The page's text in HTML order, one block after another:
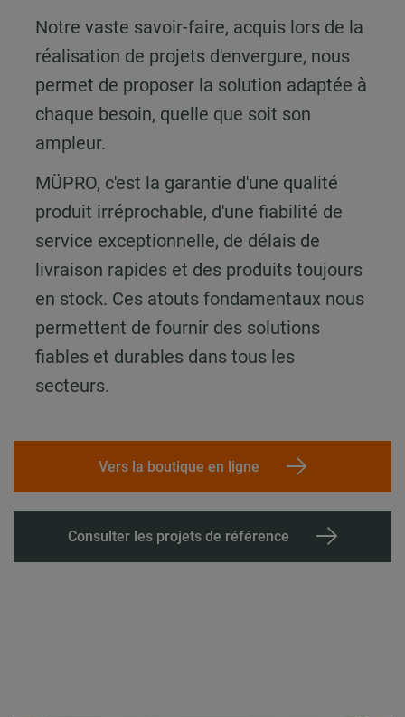
Notre vaste savoir-faire, acquis lors de la
réalisation de projets d'envergure, nous
permet de proposer la solution adaptée à
chaque besoin, quelle que soit son
ampleur.
MÜPRO, c'est la garantie d'une qualité
produit irréprochable, d'une fiabilité de
service exceptionnelle, de délais de
livraison rapides et des produits toujours
en stock. Ces atouts fondamentaux nous
permettent de fournir des solutions
fiables et durables dans tous les
secteurs.
Vers la boutique en ligne
Consulter les projets de référence